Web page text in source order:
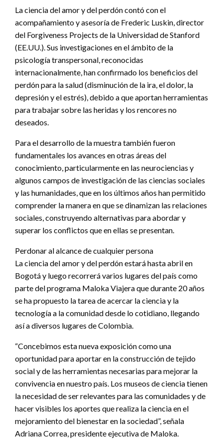
La ciencia del amor y del perdón contó con el
acompañamiento y asesoría de Frederic Luskin, director
del Forgiveness Projects de la Universidad de Stanford
(EE.UU.). Sus investigaciones en el ámbito de la
psicología transpersonal, reconocidas
internacionalmente, han confirmado los beneficios del
perdón para la salud (disminución de la ira, el dolor, la
depresión y el estrés), debido a que aportan herramientas
para trabajar sobre las heridas y los rencores no
deseados.
Para el desarrollo de la muestra también fueron
fundamentales los avances en otras áreas del
conocimiento, particularmente en las neurociencias y
algunos campos de investigación de las ciencias sociales
y las humanidades, que en los últimos años han permitido
comprender la manera en que se dinamizan las relaciones
sociales, construyendo alternativas para abordar y
superar los conflictos que en ellas se presentan.
Perdonar al alcance de cualquier persona
La ciencia del amor y del perdón estará hasta abril en
Bogotá y luego recorrerá varios lugares del país como
parte del programa Maloka Viajera que durante 20 años
se ha propuesto la tarea de acercar la ciencia y la
tecnología a la comunidad desde lo cotidiano, llegando
así a diversos lugares de Colombia.
“Concebimos esta nueva exposición como una
oportunidad para aportar en la construcción de tejido
social y de las herramientas necesarias para mejorar la
convivencia en nuestro país. Los museos de ciencia tienen
la necesidad de ser relevantes para las comunidades y de
hacer visibles los aportes que realiza la ciencia en el
mejoramiento del bienestar en la sociedad”, señala
Adriana Correa, presidente ejecutiva de Maloka.